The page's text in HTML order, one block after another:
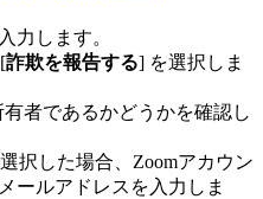
力します。
詐欺を報告する] を選択しま
者であるかどうかを確認し
択した場合、Zoomアカウン
ールアドレスを入力しま